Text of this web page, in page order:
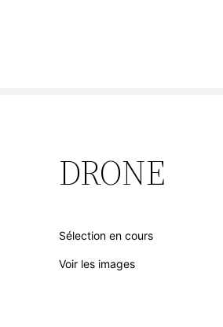
DRONE
Sélection en cours
Voir les images